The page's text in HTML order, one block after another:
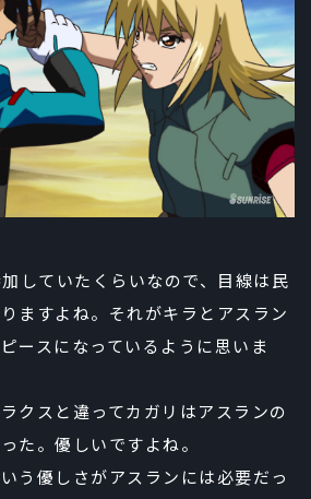
加していたくらいなので、目線は民
ますよね。それがキラとアスラン
ースになっているように思いま
クスと違ってカガリはアスランの
た。優しいですよね。
う優しさがアスランには必要だっ